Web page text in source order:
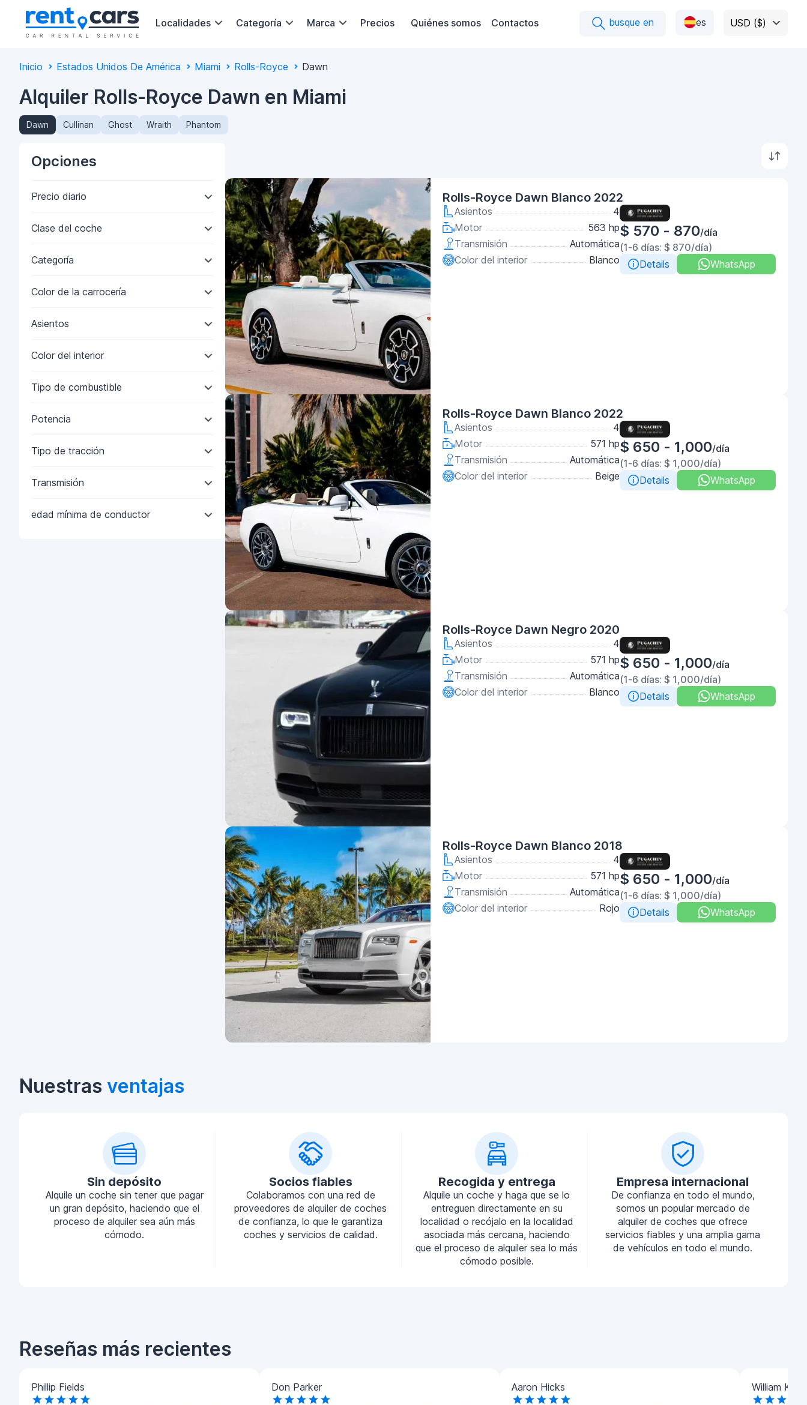
Localidades Categoría Marca Precios Quiénes somos Contactos busque en es USD ($)
Inicio Estados Unidos De América Miami Rolls-Royce Dawn
Alquiler Rolls-Royce Dawn en Miami
Dawn Cullinan Ghost Wraith Phantom
Opciones
Precio diario
Clase del coche
Categoría
Color de la carrocería
Asientos
Color del interior
Tipo de combustible
Potencia
Tipo de tracción
Transmisión
edad mínima de conductor
Rolls-Royce Dawn Blanco 2022
Asientos
4
Motor
563 hp
Transmisión
Automática
Color del interior
Blanco
$ 570 - 870/día
(1-6 días: $ 870/día)
Details
WhatsApp
Rolls-Royce Dawn Blanco 2022
Asientos
4
Motor
571 hp
Transmisión
Automática
Color del interior
Beige
$ 650 - 1,000/día
(1-6 días: $ 1,000/día)
Details
WhatsApp
Rolls-Royce Dawn Negro 2020
Asientos
4
Motor
571 hp
Transmisión
Automática
Color del interior
Blanco
$ 650 - 1,000/día
(1-6 días: $ 1,000/día)
Details
WhatsApp
Rolls-Royce Dawn Blanco 2018
Asientos
4
Motor
571 hp
Transmisión
Automática
Color del interior
Rojo
$ 650 - 1,000/día
(1-6 días: $ 1,000/día)
Details
WhatsApp
Nuestras ventajas
Sin depósito
Alquile un coche sin tener que pagar
un gran depósito, haciendo que el
proceso de alquiler sea aún más
cómodo.
Socios fiables
Colaboramos con una red de
proveedores de alquiler de coches
de confianza, lo que le garantiza
coches y servicios de calidad.
Recogida y entrega
Alquile un coche y haga que se lo
entreguen directamente en su
localidad o recójalo en la localidad
asociada más cercana, haciendo
que el proceso de alquiler sea lo más
cómodo posible.
Empresa internacional
De confianza en todo el mundo,
somos un popular mercado de
alquiler de coches que ofrece
servicios fiables y una amplia gama
de vehículos en todo el mundo.
Reseñas más recientes
Phillip Fields Don Parker Aaron Hicks William Klein